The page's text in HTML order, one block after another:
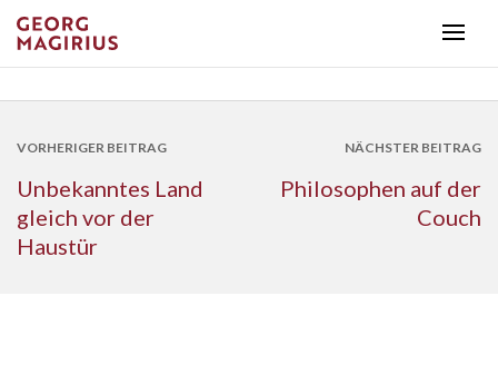
VORHERIGER BEITRAG
Unbekanntes Land
gleich vor der
Haustür
NÄCHSTER BEITRAG
Philosophen auf der
Couch